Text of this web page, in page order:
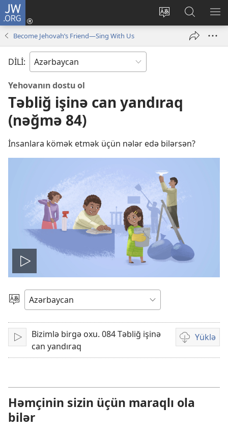
JW.ORG
Saytın
Daxil
JW.ORG-
da
axtarın
Become Jehovah’s Friend—Sing With Us
DİLİ:
Yehovanın dostu ol
Təbliğ işinə can yandıraq
(nəğmə 84)
İnsanlara kömək etmək üçün nələr edə bilərsən?
Nümayiş
Dil
seçin
Play
Bizimlə birgə oxu. 084 Təbliğ işinə
can yandıraq
Yüklə
Videoları
yükləmək
Həmçinin sizin üçün maraqlı ola
bilər